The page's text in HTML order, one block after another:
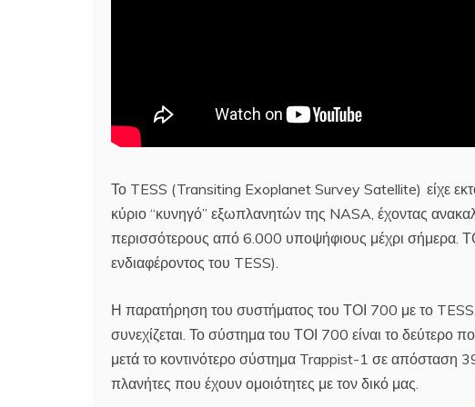
Το TESS (Transiting Exoplanet Survey Satellite) είχε
κύριο “κυνηγό” εξωπλανητών της NASA, έχοντας
περισσότερους από 6.000 υποψήφιους μέχρι σήμερα.
ενδιαφέροντος του TESS).
Η παρατήρηση του συστήματος του ΤΟΙ 700 με το TESS,
συνεχίζεται. Το σύστημα του ΤΟΙ 700 είναι το δεύτερο
μετά το κοντινότερο σύστημα Trappist-1 σε απόσταση
πλανήτες που έχουν ομοιότητες με τον δικό μας.